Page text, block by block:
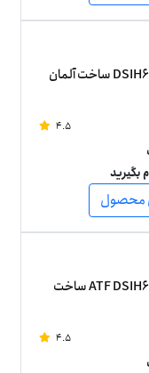
روغن گیربکس راونول DSIH6 ساخت آلمان
4.5
بگیرید
محصول
روغن گیربکس راونول ATF DSIH6 ساخت
4.5